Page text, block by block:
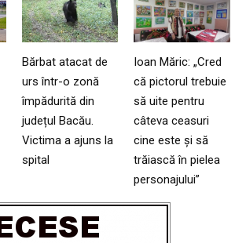
Bărbat atacat de
urs într-o zonă
împădurită din
județul Bacău.
Victima a ajuns la
spital
Ioan Măric: „Cred
că pictorul trebuie
să uite pentru
câteva ceasuri
cine este și să
trăiască în pielea
personajului”